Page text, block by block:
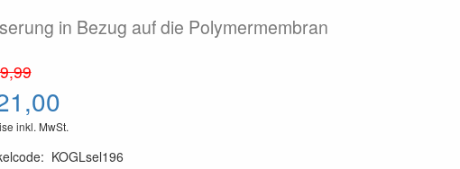
in Bezug auf die Polymermembran
inkl. MwSt.
: KOGLsel196